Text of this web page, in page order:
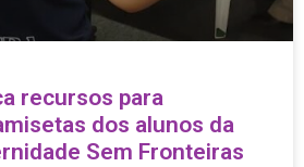
recursos para
dos alunos da
Sem Fronteiras